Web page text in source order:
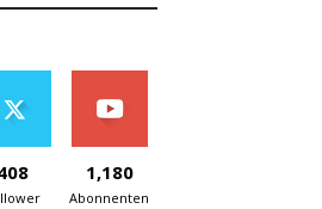
1,180
Abonnenten